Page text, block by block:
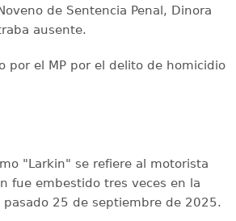
de Sentencia Penal, Dinora
ausente.
por el MP por el delito de homicidio
"Larkin" se refiere al motorista
fue embestido tres veces en la
25 de septiembre de 2025.